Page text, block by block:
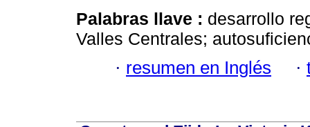
Palabras llave : desarrollo
Valles Centrales;
· resumen en Inglés ·